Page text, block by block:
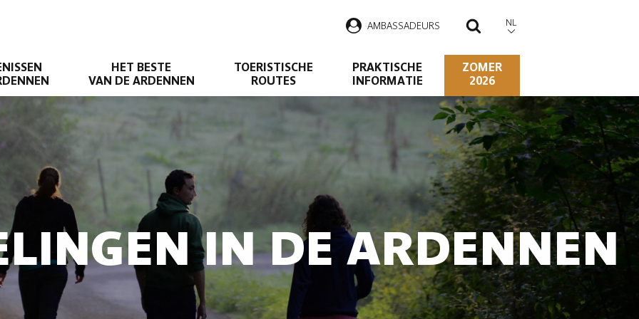
AMBASSADEURS ZOEKEN
NL
HET BESTE
VAN DE ARDENNEN
TOERISTISCHE
ROUTES
PRAKTISCHE
INFORMATIE
ZOMER
2026
IN DE ARDENNEN